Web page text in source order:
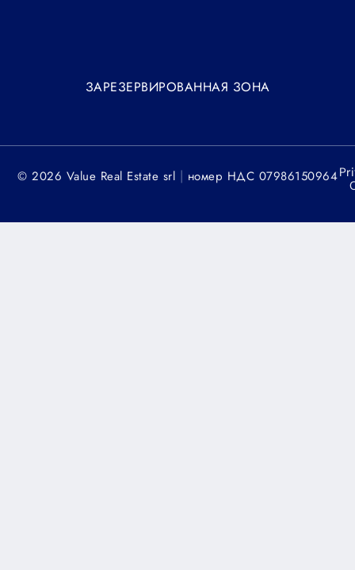
ЗАРЕЗЕРВИРОВАННАЯ ЗОНА
© 2026 Value Real Estate srl | номер НДС 07986150964